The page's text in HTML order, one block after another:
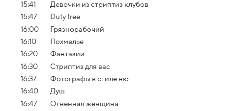
15:41
Девочки из стриптиз клубов
15:47
Duty free
16:00
Грязнорабочий
16:10
Похмелье
16:20
Фантазии
16:30
Стриптиз для вас
16:37
Фотографы в стиле ню
16:40
Душ
16:47
Огненная женщина